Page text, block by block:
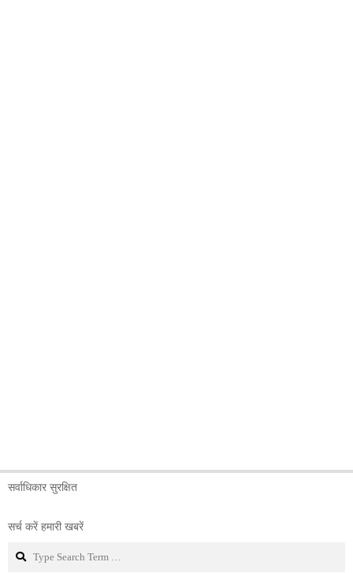
सर्वाधिकार सुरक्षित
सर्च करें हमारी खबरें